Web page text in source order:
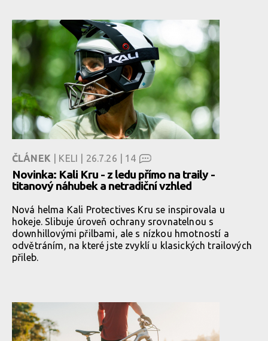
ČLÁNEK | KELI | 26.7.26 | 14
Novinka: Kali Kru - z ledu přímo na traily -
titanový náhubek a netradiční vzhled
Nová helma Kali Protectives Kru se inspirovala u
hokeje. Slibuje úroveň ochrany srovnatelnou s
downhillovými přilbami, ale s nízkou hmotností a
odvětráním, na které jste zvyklí u klasických trailových
přileb.